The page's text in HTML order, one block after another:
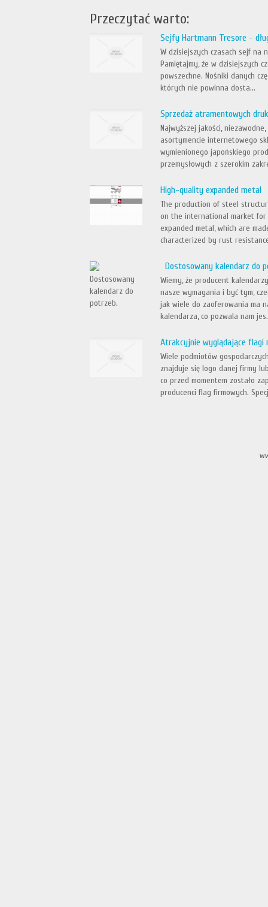
Przeczytać warto:
Sejfy Hartmann Tresore -
W dzisiejszych czasach sejf na
Pamiętajmy, że w dzisiejszych
powszechne. Nośniki danych
których nie powinna dosta...
Sprzedaż atramentowych
Najwyższej jakości,
asortymencie internetowego
wymienionego japońskiego
przemysłowych z szerokim
High-quality expanded metal
The production of steel
on the international market for
expanded metal, which are
characterized by rust
Dostosowany kalendarz do
Wiemy, że producent
nasze wymagania i być tym,
jak wiele do zaoferowania ma
kalendarza, co pozwala nam
Atrakcyjnie wyglądające flagi
Wiele podmiotów
znajduje się logo danej firmy
co przed momentem zostało
producenci flag firmowych.